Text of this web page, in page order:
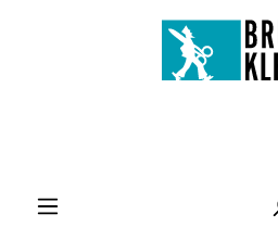
Zum Hauptinhalt springen